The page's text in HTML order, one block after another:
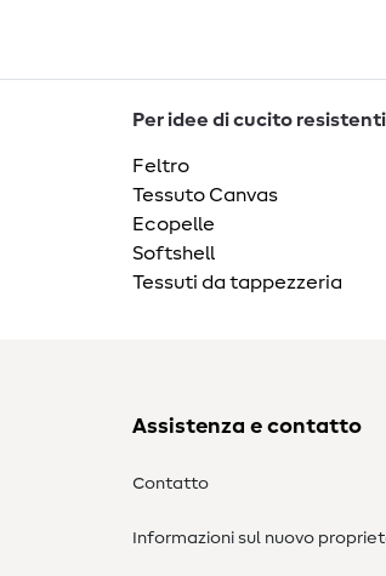
Per idee di cucito resistenti
Feltro
Tessuto Canvas
Ecopelle
Softshell
Tessuti da tappezzeria
Assistenza e contatto
Contatto
Informazioni sul nuovo